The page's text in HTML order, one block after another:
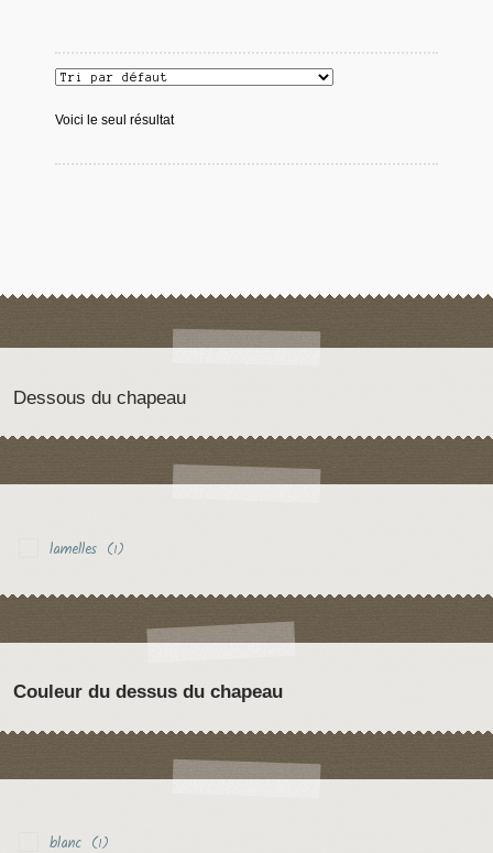
Voici le seul résultat
Dessous du chapeau
lamelles (1)
Couleur du dessus du chapeau
blanc (1)